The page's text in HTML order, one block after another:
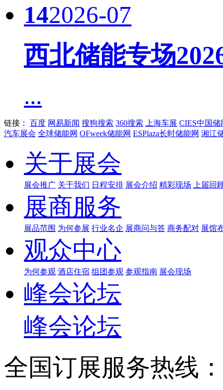
142026-07
西北储能专场
...
链接： 百度 网易新闻 搜狗搜索 360搜索 上海车展 CIES中国储
汽车展会 全球储能网 OFweek储能网 ESPlaza长时储能网 湘江
关于展会
展会推广 关于我们 日程安排 展会介绍 精彩现场 上届回
展商服务
展品范围 为何参展 行业名企 展商问与答 商务配对 展馆
观众中心
为何参观 酒店住宿 组团参观 参观指南 展会现场
峰会论坛
峰会论坛
全国订展服务热线：